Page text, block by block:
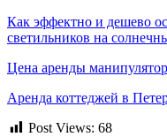
Как эффектно и дешево
светильников на
Цена аренды
Аренда коттеджей в
Post Views: 68